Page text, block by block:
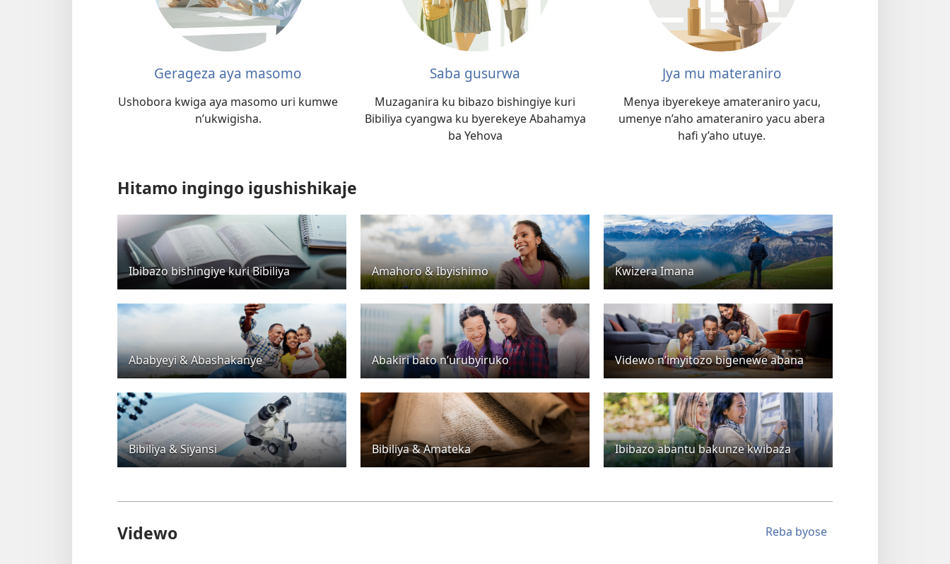
Gerageza aya masomo
Ushobora kwiga aya masomo uri kumwe
n’ukwigisha.
Saba gusurwa
Muzaganira ku bibazo bishingiye kuri
Bibiliya cyangwa ku byerekeye Abahamya
ba Yehova
Jya mu materaniro
Menya ibyerekeye amateraniro yacu,
umenye n’aho amateraniro yacu abera
hafi y’aho utuye.
Hitamo ingingo igushishikaje
Ibibazo bishingiye kuri Bibiliya Amahoro & Ibyishimo Kwizera Imana
Ababyeyi & Abashakanye Abakiri bato n’urubyiruko Videwo n’imyitozo bigenewe abana
Bibiliya & Siyansi Bibiliya & Amateka Ibibazo abantu bakunze kwibaza
Videwo Reba byose